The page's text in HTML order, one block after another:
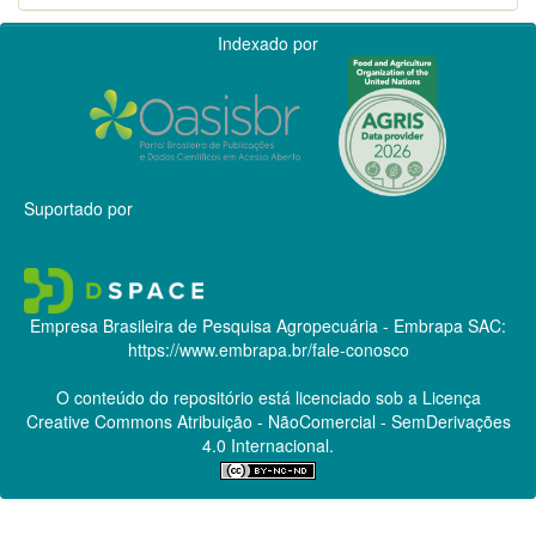
Indexado por
Suportado por
Empresa Brasileira de Pesquisa Agropecuária - Embrapa SAC:
https://www.embrapa.br/fale-conosco
O conteúdo do repositório está licenciado sob a Licença
Creative CommonsAtribuição - NãoComercial - SemDerivações
4.0 Internacional.